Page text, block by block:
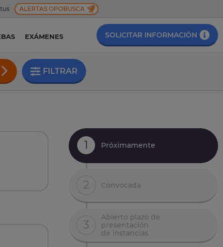
ALERTAS OPOBUSCA
EXÁMENES SOLICITAR INFORMACIÓN
FILTRAR
1 Próximamente
2 Convocada
3
Abierto plazo de
presentación
de instancias